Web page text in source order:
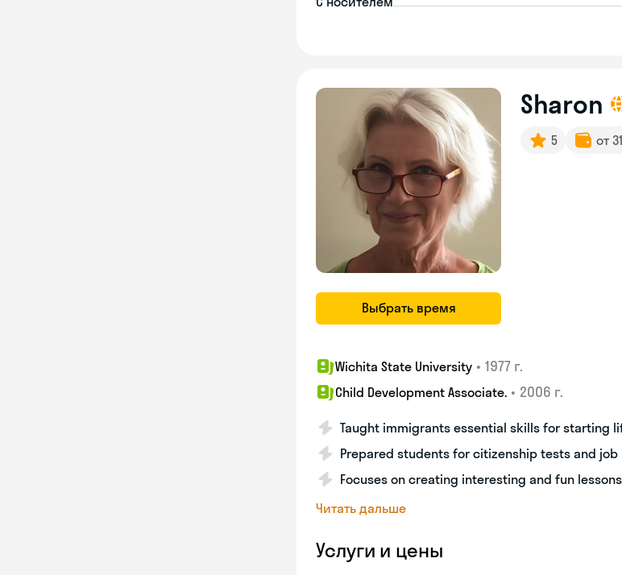
Выбрать время
Sharon
5 от
Wichita State University • 1977 г.
Child Development Associate. • 2006 г.
Taught immigrants essential skills for starting
Prepared students for citizenship tests and job
Focuses on creating interesting and fun
Читать дальше
Услуги и цены